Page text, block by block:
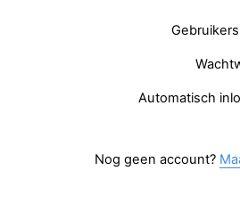
Automatisch
Nog geen account?